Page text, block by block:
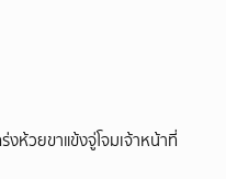
ห้วยขาแข้งจู่โจมเจ้าหน้าที่